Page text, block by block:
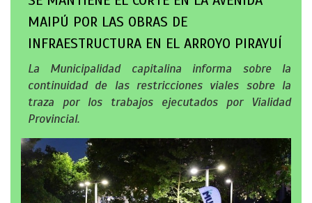
MAIPÚ POR LAS OBRAS DE
INFRAESTRUCTURA EN EL ARROYO PIRAYUÍ
La Municipalidad capitalina informa sobre la
continuidad de las restricciones viales sobre la
traza por los trabajos ejecutados por Vialidad
Provincial.